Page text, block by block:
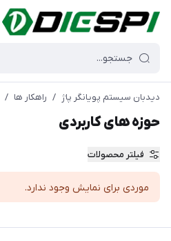
دیدبان سیستم پویانگر پاژ / راهکار ها /
حوزه های کاربردی
فیلتر محصولات
موردی برای نمایش وجود ندارد.